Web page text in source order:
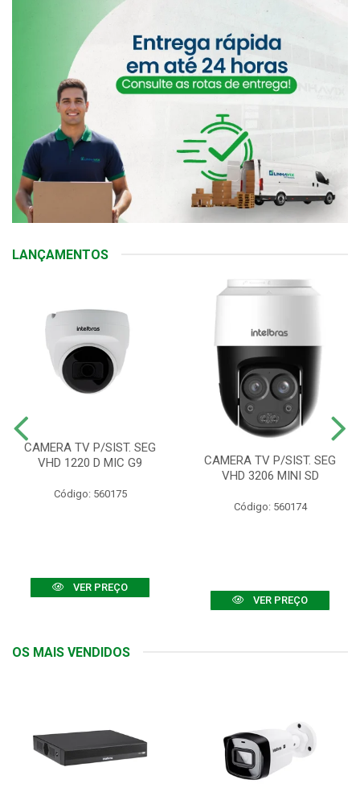
LANÇAMENTOS
CAMERA TV P/SIST. SEG
VHD 1220 D MIC G9
Código: 560175
VER PREÇO
CAMERA TV P/SIST. SEG
VHD 3206 MINI SD
Código: 560174
VER PREÇO
OS MAIS VENDIDOS